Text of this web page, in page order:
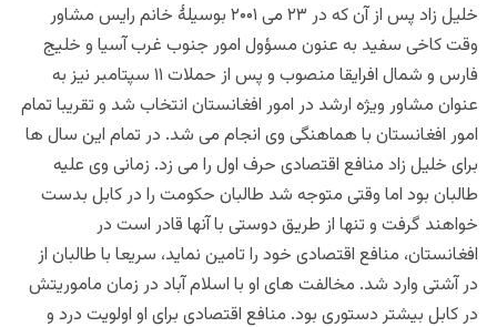
خلیل زاد پس از آن که در ۲۳ می ۲۰۰۱ بوسیلۀ خانم رایس مشاور
وقت کاخی سفید به عنون مسؤول امور جنوب غرب آسیا و خلیج
فارس و شمال افرایقا منصوب و پس از حملات ۱۱ سپتامبر نیز به
عنوان مشاور ویژه ارشد در امور افغانستان انتخاب شد و تقریبا تمام
امور افغانستان با هماهنگی وی انجام می شد. در تمام این سال ها
برای خلیل زاد منافع اقتصادی حرف اول را می زد. زمانی وی علیه
طالبان بود اما وقتی متوجه شد طالبان حکومت را در کابل بدست
خواهند گرفت و تنها از طریق دوستی با آنها قادر است در
افغانستان، منافع اقتصادی خود را تامین نماید، سریعا با طالبان از
در آشتی وارد شد. مخالفت های او با اسلام آباد در زمان ماموریتش
در کابل بیشتر دستوری بود. منافع اقتصادی برای او اولویت درد و